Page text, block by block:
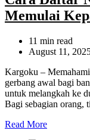
Memulai
Estimated
read
11 min read
August 11,
Kargoku –
gerbang awal bagi
untuk melangkah ke
Bagi sebagian
Read More